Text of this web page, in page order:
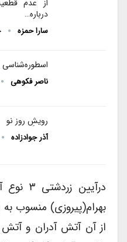
از عدم
درباره…
سارا حمزه
اسطوره‌شناسی
ناصر فکوهی
رویشِ روز نو
آذر جوادزاده
درآیین
بهرام(پیروزی) منسوب به
از آن آتش آدران و آتش